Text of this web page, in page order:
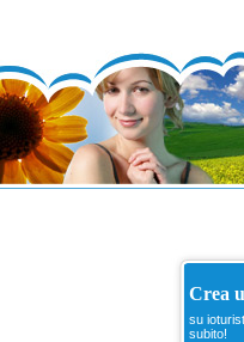
Crea
su
subito!